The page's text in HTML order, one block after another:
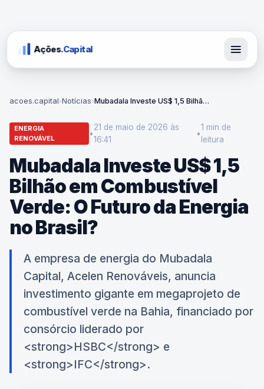
Ações.Capital
acoes.capital›Notícias› Mubadala Investe US$ 1,5 Bilhão em Combustível Verde: O Futuro da Energia no Brasil?
ENERGIA
RENOVÁVEL
•
21 de maio de 2026 às
16:41
•
1 min de
leitura
Mubadala Investe US$ 1,5
Bilhão em Combustível
Verde: O Futuro da Energia
no Brasil?
A empresa de energia do Mubadala
Capital, Acelen Renováveis, anuncia
investimento gigante em megaprojeto de
combustível verde na Bahia, financiado por
consórcio liderado por
<strong>HSBC</strong> e
<strong>IFC</strong>.